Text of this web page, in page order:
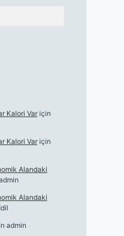
Kalori Variçin
Kalori Variçin
Alandaki
Alandaki
İdil
admin